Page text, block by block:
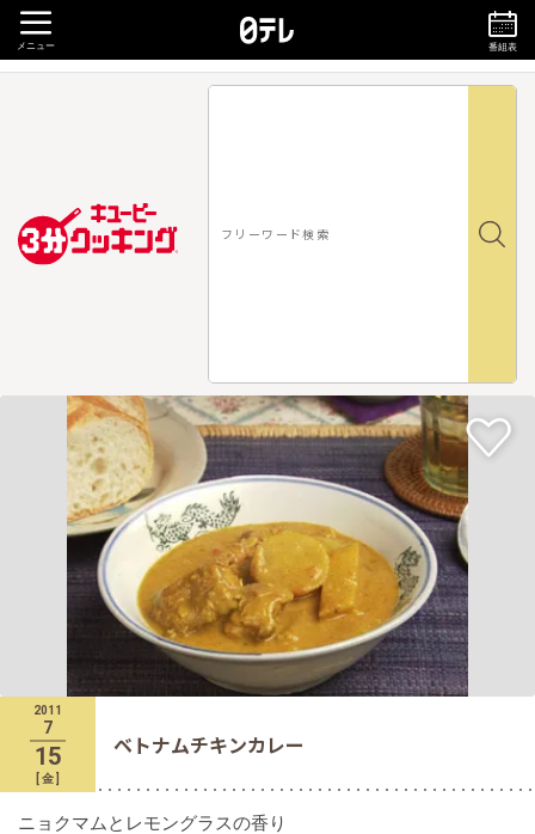
メニュー 番組表
2011
7
15
金
ベトナムチキンカレー
ニョクマムとレモングラスの香り